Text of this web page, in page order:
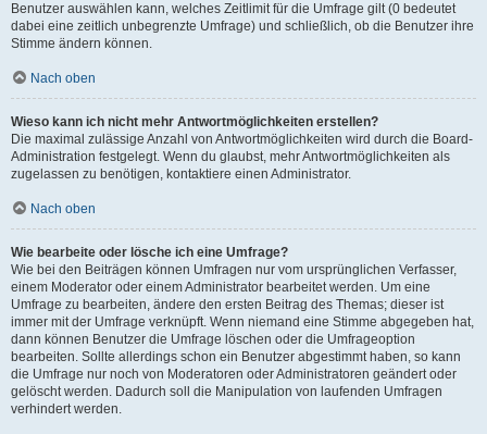
Benutzer auswählen kann, welches Zeitlimit für die Umfrage gilt (0 bedeutet
dabei eine zeitlich unbegrenzte Umfrage) und schließlich, ob die Benutzer ihre
Stimme ändern können.
Nach oben
Wieso kann ich nicht mehr Antwortmöglichkeiten erstellen?
Die maximal zulässige Anzahl von Antwortmöglichkeiten wird durch die Board-
Administration festgelegt. Wenn du glaubst, mehr Antwortmöglichkeiten als
zugelassen zu benötigen, kontaktiere einen Administrator.
Nach oben
Wie bearbeite oder lösche ich eine Umfrage?
Wie bei den Beiträgen können Umfragen nur vom ursprünglichen Verfasser,
einem Moderator oder einem Administrator bearbeitet werden. Um eine
Umfrage zu bearbeiten, ändere den ersten Beitrag des Themas; dieser ist
immer mit der Umfrage verknüpft. Wenn niemand eine Stimme abgegeben hat,
dann können Benutzer die Umfrage löschen oder die Umfrageoption
bearbeiten. Sollte allerdings schon ein Benutzer abgestimmt haben, so kann
die Umfrage nur noch von Moderatoren oder Administratoren geändert oder
gelöscht werden. Dadurch soll die Manipulation von laufenden Umfragen
verhindert werden.